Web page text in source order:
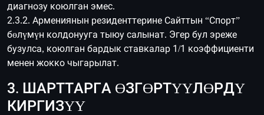
диагнозу коюлган эмес.
2.3.2. Армениянын резиденттерине Сайттын “Спорт”
бөлүмүн колдонууга тыюу салынат. Эгер бул эреже
бузулса, коюлган бардык ставкалар 1/1 коэффициенти
менен жокко чыгарылат.
3. ШАРТТАРГА ӨЗГӨРТҮҮЛӨРДҮ
КИРГИЗҮҮ